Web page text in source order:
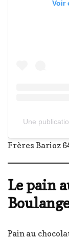
Voir
Une
Frères Barioz
Le pain
Pain au